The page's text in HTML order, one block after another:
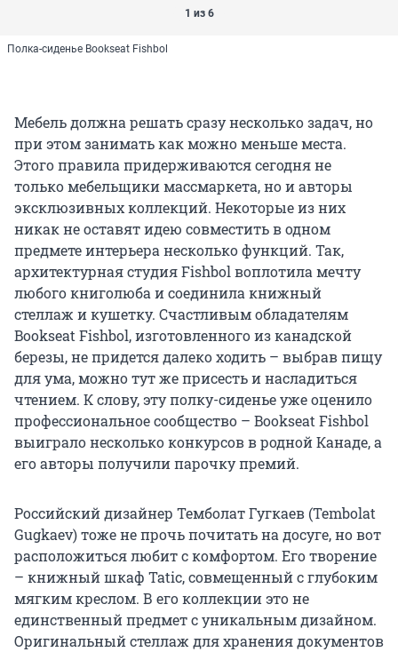
1 из 6
Полка-сиденье Bookseat Fishbol
Мебель должна решать сразу несколько задач, но
при этом занимать как можно меньше места.
Этого правила придерживаются сегодня не
только мебельщики массмаркета, но и авторы
эксклюзивных коллекций. Некоторые из них
никак не оставят идею совместить в одном
предмете интерьера несколько функций. Так,
архитектурная студия Fishbol воплотила мечту
любого книголюба и соединила книжный
стеллаж и кушетку. Счастливым обладателям
Bookseat Fishbol, изготовленного из канадской
березы, не придется далеко ходить – выбрав пищу
для ума, можно тут же присесть и насладиться
чтением. К слову, эту полку-сиденье уже оценило
профессиональное сообщество – Bookseat Fishbol
выиграло несколько конкурсов в родной Канаде, а
его авторы получили парочку премий.
Российский дизайнер Темболат Гугкаев (Tembolat
Gugkaev) тоже не прочь почитать на досуге, но вот
расположиться любит с комфортом. Его творение
– книжный шкаф Tatic, совмещенный с глубоким
мягким креслом. В его коллекции это не
единственный предмет с уникальным дизайном.
Оригинальный стеллаж для хранения документов